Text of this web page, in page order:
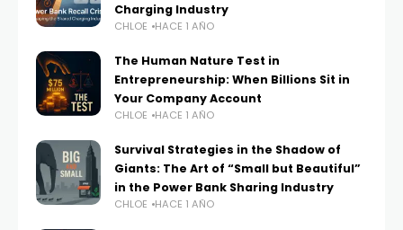
Charging Industry
CHLOE HACE 1 AÑO
The Human Nature Test in
Entrepreneurship: When Billions Sit in
Your Company Account
CHLOE HACE 1 AÑO
Survival Strategies in the Shadow of
Giants: The Art of “Small but Beautiful”
in the Power Bank Sharing Industry
CHLOE HACE 1 AÑO